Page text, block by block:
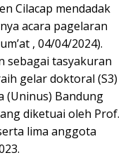
Cilacap mendadak
acara pagelaran
, 04/04/2024).
sebagai tasyakuran
gelar doktoral (S3)
(Uninus) Bandung
diketuai oleh Prof.
lima anggota